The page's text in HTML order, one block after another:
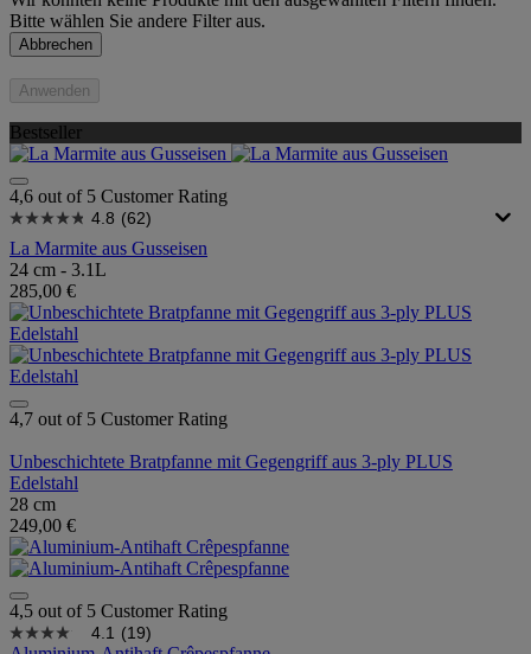
Bitte wählen Sie andere Filter aus.
Abbrechen
Anwenden
Bestseller
4,6 out of 5 Customer Rating
4.8 (62)
La Marmite aus Gusseisen
24 cm - 3.1L
285,00 €
4,7 out of 5 Customer Rating
Unbeschichtete Bratpfanne mit Gegengriff aus 3-ply PLUS
Edelstahl
28 cm
249,00 €
4,5 out of 5 Customer Rating
4.1 (19)